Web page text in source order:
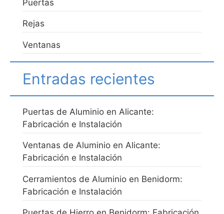
Puertas
Rejas
Ventanas
Entradas recientes
Puertas de Aluminio en Alicante:
Fabricación e Instalación
Ventanas de Aluminio en Alicante:
Fabricación e Instalación
Cerramientos de Aluminio en Benidorm:
Fabricación e Instalación